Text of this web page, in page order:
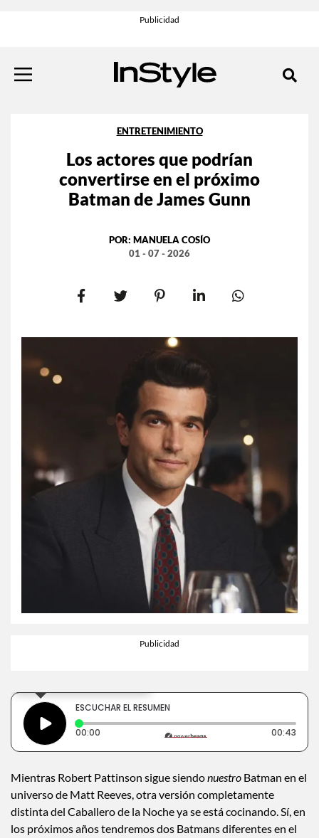
ENTRETENIMIENTO
Los actores que podrían
convertirse en el próximo
Batman de James Gunn
POR: MANUELA COSÍO
01 - 07 - 2026
ESCUCHAR EL RESUMEN
00:00 Tiempo transcurrido: 0 segundos 00:43
Mientras Robert Pattinson sigue siendonuestro Batman en el
universo de Matt Reeves, otra versión completamente
distinta del Caballero de la Noche ya se está cocinando. Sí, en
los próximos años tendremos dos Batmans diferentes en el